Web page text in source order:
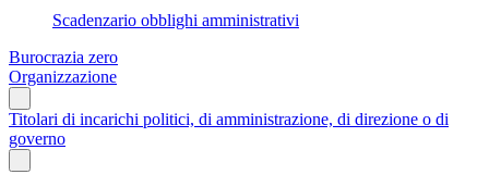
Scadenzario obblighi amministrativi
Burocrazia zero
Organizzazione
Titolari di incarichi politici, di amministrazione, di direzione o di
governo